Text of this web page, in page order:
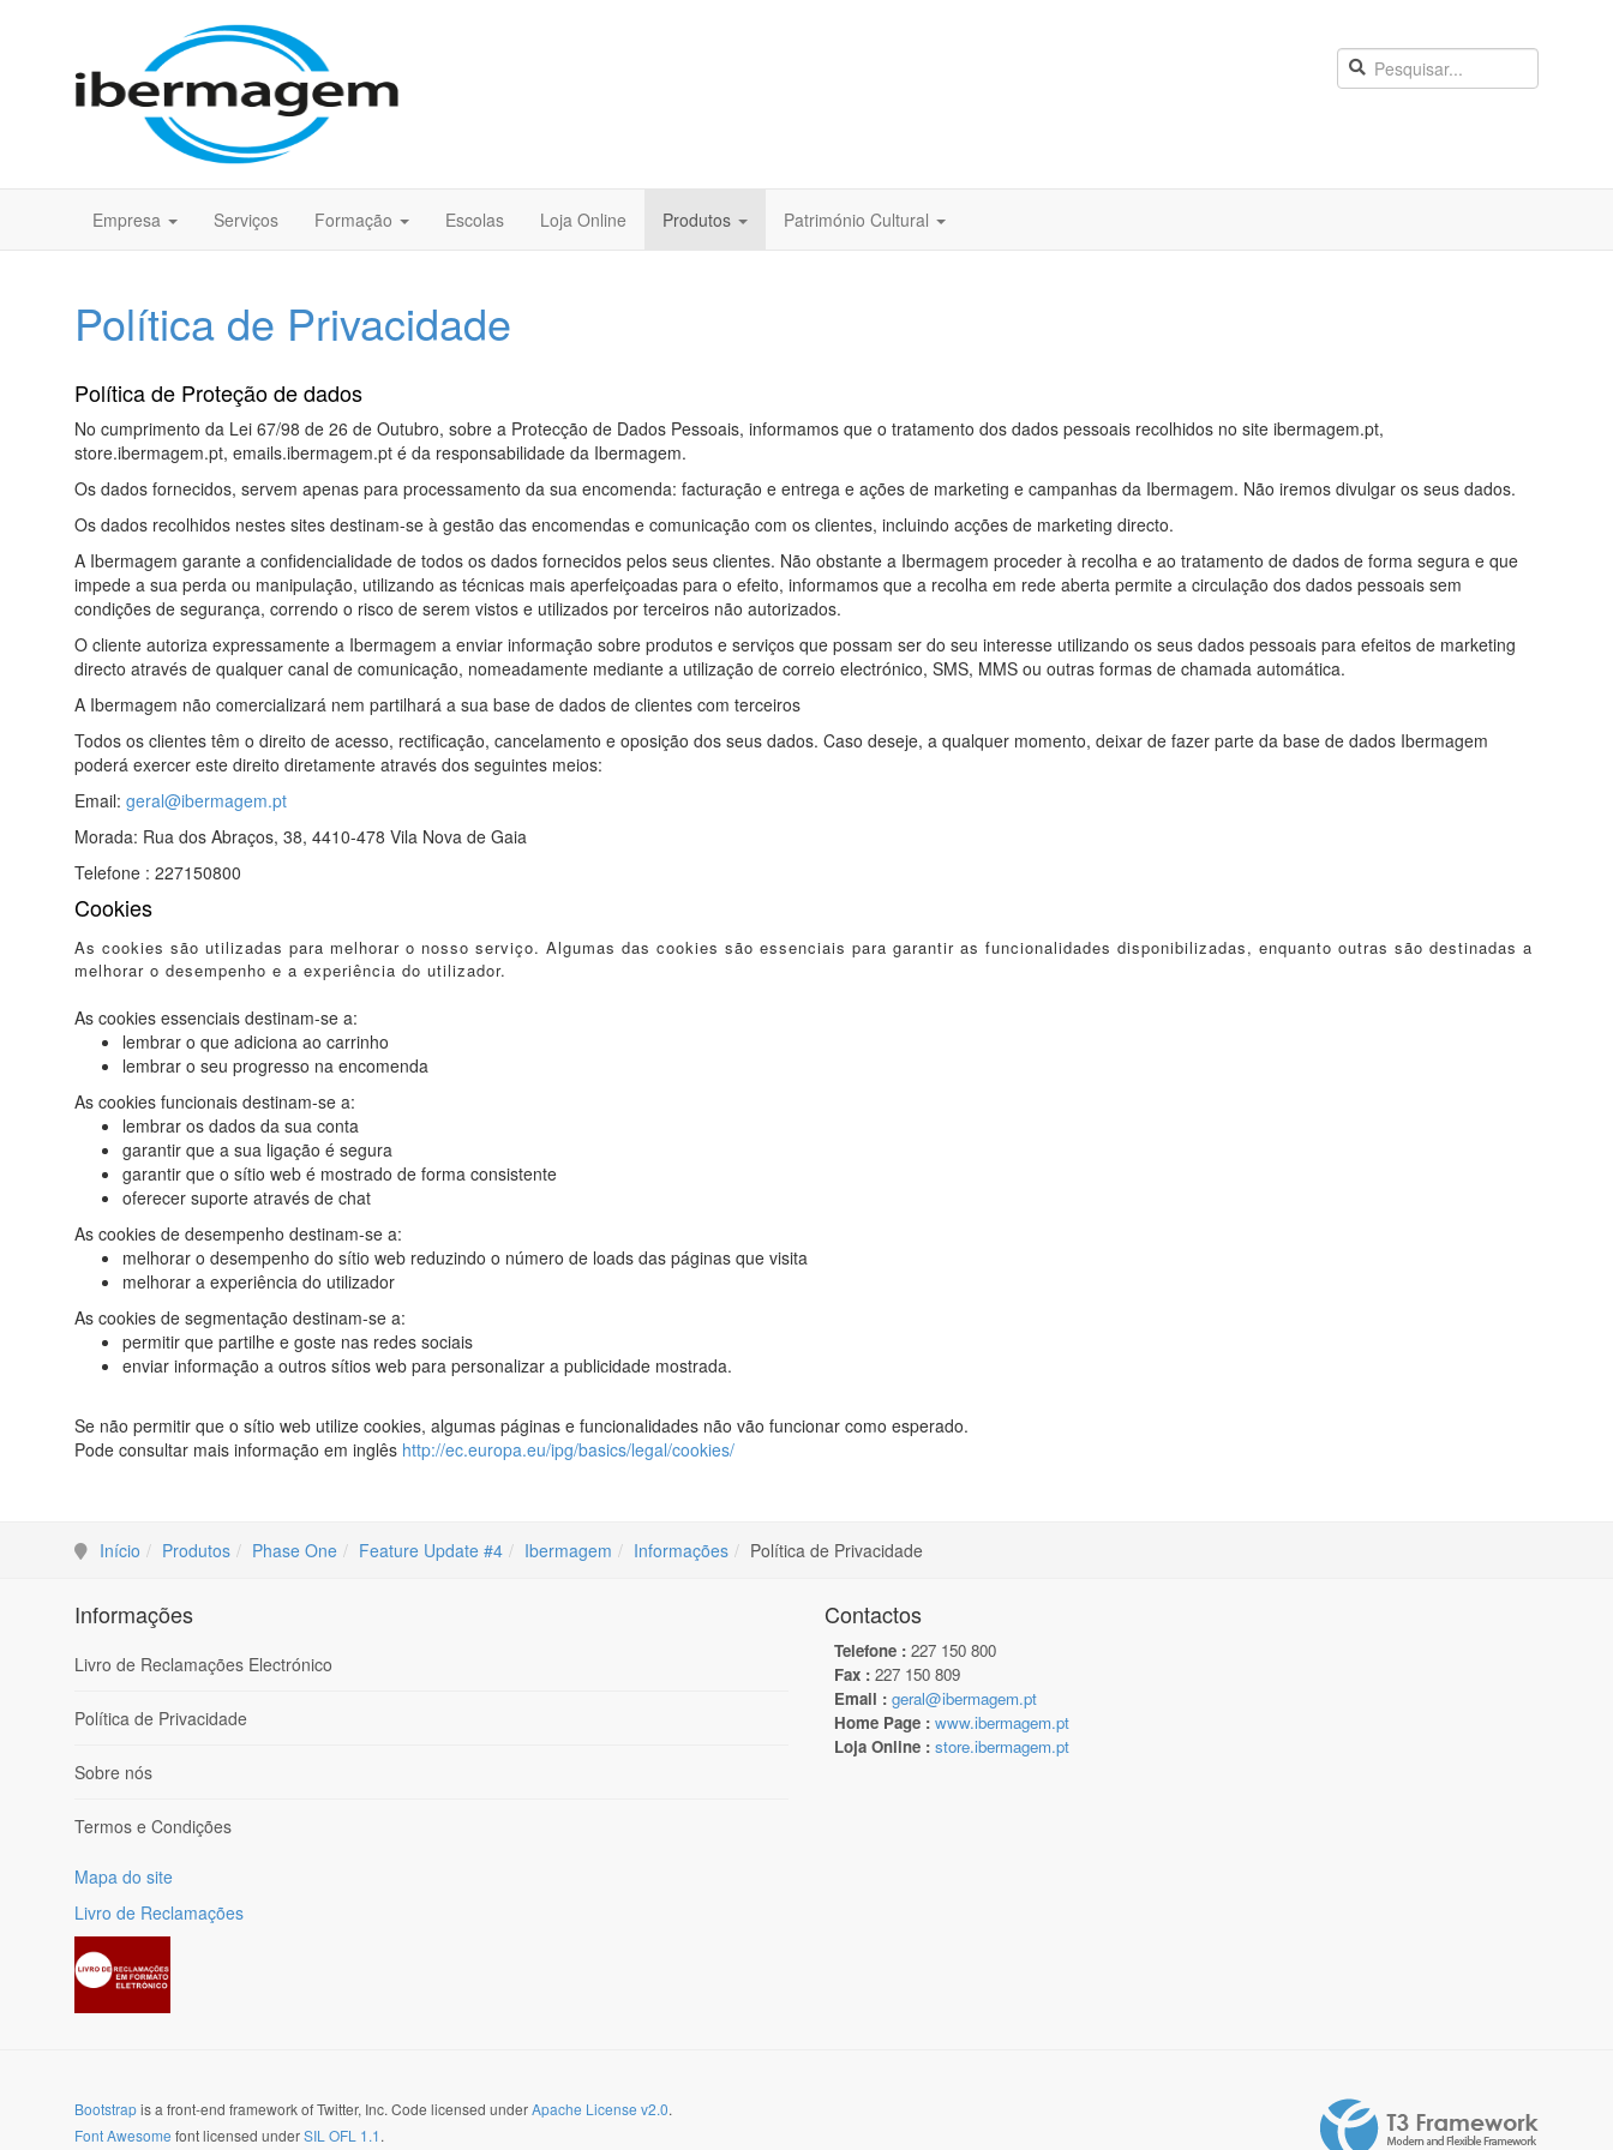
Empresa Serviços Formação Escolas Loja Online Produtos Património Cultural
Política de Privacidade
Política de Proteção de dados
No cumprimento da Lei 67/98 de 26 de Outubro, sobre a Protecção de Dados Pessoais, informamos que o tratamento dos dados pessoais recolhidos no site ibermagem.pt,
store.ibermagem.pt, emails.ibermagem.pt é da responsabilidade da Ibermagem.
Os dados fornecidos, servem apenas para processamento da sua encomenda: facturação e entrega e ações de marketing e campanhas da Ibermagem. Não iremos divulgar os seus dados.
Os dados recolhidos nestes sites destinam-se à gestão das encomendas e comunicação com os clientes, incluindo acções de marketing directo.
A Ibermagem garante a confidencialidade de todos os dados fornecidos pelos seus clientes. Não obstante a Ibermagem proceder à recolha e ao tratamento de dados de forma segura e que
impede a sua perda ou manipulação, utilizando as técnicas mais aperfeiçoadas para o efeito, informamos que a recolha em rede aberta permite a circulação dos dados pessoais sem
condições de segurança, correndo o risco de serem vistos e utilizados por terceiros não autorizados.
O cliente autoriza expressamente a Ibermagem a enviar informação sobre produtos e serviços que possam ser do seu interesse utilizando os seus dados pessoais para efeitos de marketing
directo através de qualquer canal de comunicação, nomeadamente mediante a utilização de correio electrónico, SMS, MMS ou outras formas de chamada automática.
A Ibermagem não comercializará nem partilhará a sua base de dados de clientes com terceiros
Todos os clientes têm o direito de acesso, rectificação, cancelamento e oposição dos seus dados. Caso deseje, a qualquer momento, deixar de fazer parte da base de dados Ibermagem
poderá exercer este direito diretamente através dos seguintes meios:
Email: geral@ibermagem.pt
Morada: Rua dos Abraços, 38, 4410-478 Vila Nova de Gaia
Telefone : 227150800
Cookies
As cookies são utilizadas para melhorar o nosso serviço. Algumas das cookies são essenciais para garantir as funcionalidades disponibilizadas, enquanto outras são destinadas a
melhorar o desempenho e a experiência do utilizador.
As cookies essenciais destinam-se a:
lembrar o que adiciona ao carrinho
lembrar o seu progresso na encomenda
As cookies funcionais destinam-se a:
lembrar os dados da sua conta
garantir que a sua ligação é segura
garantir que o sítio web é mostrado de forma consistente
oferecer suporte através de chat
As cookies de desempenho destinam-se a:
melhorar o desempenho do sítio web reduzindo o número de loads das páginas que visita
melhorar a experiência do utilizador
As cookies de segmentação destinam-se a:
permitir que partilhe e goste nas redes sociais
enviar informação a outros sítios web para personalizar a publicidade mostrada.
Se não permitir que o sítio web utilize cookies, algumas páginas e funcionalidades não vão funcionar como esperado.
Pode consultar mais informação em inglês http://ec.europa.eu/ipg/basics/legal/cookies/
Início Produtos Phase One Feature Update #4 Ibermagem Informações Política de Privacidade
Informações
Livro de Reclamações Electrónico
Política de Privacidade
Sobre nós
Termos e Condições
Mapa do site
Livro de Reclamações
Contactos
Telefone : 227 150 800
Fax : 227 150 809
Email : geral@ibermagem.pt
Home Page : www.ibermagem.pt
Loja Online : store.ibermagem.pt
Bootstrapis a front-end framework of Twitter, Inc. Code licensed underApache License v2.0.
Font Awesome font licensed underSIL OFL 1.1.